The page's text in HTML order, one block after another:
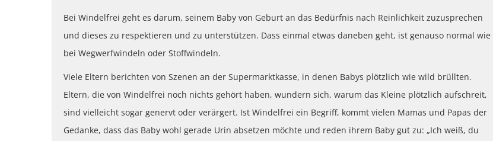
Bei Windelfrei geht es darum, seinem Baby von Geburt an das Bedürfnis nach Reinlichkeit zuzusprechen
und dieses zu respektieren und zu unterstützen. Dass einmal etwas daneben geht, ist genauso normal wie
bei Wegwerfwindeln oder Stoffwindeln.
Viele Eltern berichten von Szenen an der Supermarktkasse, in denen Babys plötzlich wie wild brüllten.
Eltern, die von Windelfrei noch nichts gehört haben, wundern sich, warum das Kleine plötzlich aufschreit,
sind vielleicht sogar genervt oder verärgert. Ist Windelfrei ein Begriff, kommt vielen Mamas und Papas der
Gedanke, dass das Baby wohl gerade Urin absetzen möchte und reden ihrem Baby gut zu: „Ich weiß, du